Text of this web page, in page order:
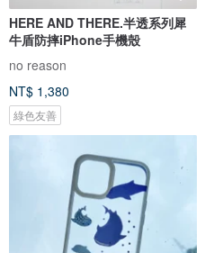
HERE AND THERE.半透系列犀
牛盾防摔iPhone手機殼
no reason
NT$ 1,380
綠色友善